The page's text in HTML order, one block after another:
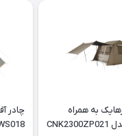
به همراه
زیرانداز مدل CNK2300ZP021
چادر